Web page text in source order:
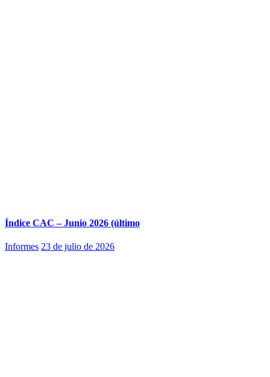
Índice CAC – Junio 2026 (último
Informes 23 de julio de 2026